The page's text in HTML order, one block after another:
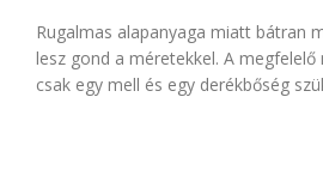
Rugalmas alapanyaga miatt bátran
lesz gond a méretekkel. A
csak egy mell és egy derékbőség